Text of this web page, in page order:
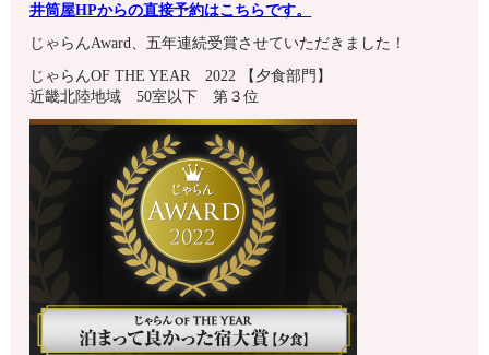
井筒屋HPからの直接予約はこちらです。
じゃらんAward、五年連続受賞させていただきました！
じゃらんOF THE YEAR 2022 【夕食部門】
近畿北陸地域 50室以下 第３位